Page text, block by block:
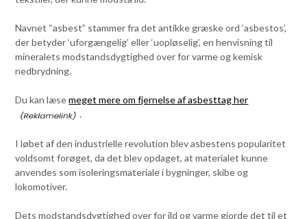
Navnet “asbest” stammer fra det antikke græske ord ‘asbestos’,
der betyder ‘uforgængelig’ eller ‘uopløselig’, en henvisning til
mineralets modstandsdygtighed over for varme og kemisk
nedbrydning.
Du kan læsemeget mere om fjernelse af asbesttag her
.
I løbet af den industrielle revolution blev asbestens popularitet
voldsomt forøget, da det blev opdaget, at materialet kunne
anvendes som isoleringsmateriale i bygninger, skibe og
lokomotiver.
Dets modstandsdygtighed over for ild og varme gjorde det til et